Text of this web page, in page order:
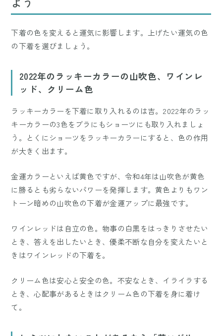
下着の色を変えると運気に影響します。上げたい運気の色
の下着を選びましょう。
2022年のラッキーカラーの山吹色、ワインレ
ッド、クリーム色
ラッキーカラーを下着に取り入れるのは吉。2022年のラッ
キーカラーの3色をブラにもショーツにも取り入れましょ
う。とくにショーツをラッキーカラーにすると、色の作用
が大きく出ます。
金運カラーといえば黄色ですが、令和4年は山吹色が黄色
に勝るとも劣らないパワーを発揮します。黄色よりもワン
トーン暗めの山吹色の下着が金運アップに最強です。
ワインレッドは自立の色。物事の白黒をはっきりさせたい
とき、答えを出したいとき、優柔不断な自分を変えたいと
きはワインレッドの下着を。
クリーム色は安心と安全の色。不安なとき、イライラする
とき、心配事があるときはクリーム色の下着を身に着け
て。